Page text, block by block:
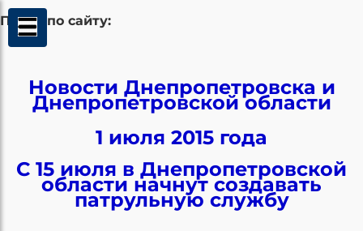
Поиск по сайту:
Новости Днепропетровска и
Днепропетровской области
1 июля 2015 года
С 15 июля в Днепропетровской
области начнут создавать
патрульную службу